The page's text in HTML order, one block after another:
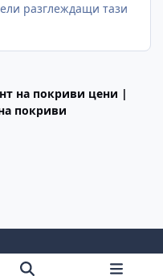
разглеждащи тази
на покриви цени |
покриви